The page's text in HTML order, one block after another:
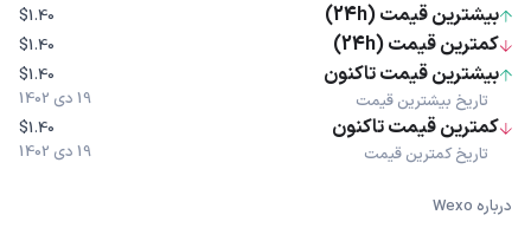
بیشترین قیمت (24h) $1.40
کمترین قیمت (24h) $1.40
بیشترین قیمت تاکنون
تاریخ بیشترین قیمت
$1.40
19 دی 1402
کمترین قیمت تاکنون
تاریخ کمترین قیمت
$1.40
19 دی 1402
درباره Wexo